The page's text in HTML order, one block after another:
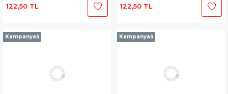
122,50 TL 122,50 TL
Kampanyalı Kampanyalı